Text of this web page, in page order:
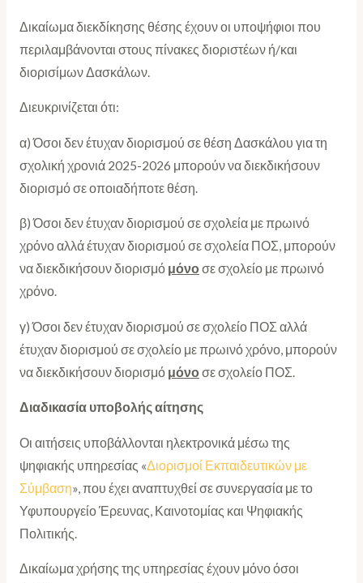
Δικαίωμα διεκδίκησης θέσης έχουν οι υποψήφιοι που
περιλαμβάνονται στους πίνακες διοριστέων ή/και
διορισίμων Δασκάλων.
Διευκρινίζεται ότι:
α) Όσοι δεν έτυχαν διορισμού σε θέση Δασκάλου για τη
σχολική χρονιά 2025-2026 μπορούν να διεκδικήσουν
διορισμό σε οποιαδήποτε θέση.
β) Όσοι δεν έτυχαν διορισμού σε σχολεία με πρωινό
χρόνο αλλά έτυχαν διορισμού σε σχολεία ΠΟΣ, μπορούν
να διεκδικήσουν διορισμό μόνο σε σχολείο με πρωινό
χρόνο.
γ) Όσοι δεν έτυχαν διορισμού σε σχολείο ΠΟΣ αλλά
έτυχαν διορισμού σε σχολείο με πρωινό χρόνο, μπορούν
να διεκδικήσουν διορισμό μόνο σε σχολείο ΠΟΣ.
Διαδικασία υποβολής αίτησης
Οι αιτήσεις υποβάλλονται ηλεκτρονικά μέσω της
ψηφιακής υπηρεσίας «Διορισμοί Εκπαιδευτικών με
Σύμβαση», που έχει αναπτυχθεί σε συνεργασία με το
Υφυπουργείο Έρευνας, Καινοτομίας και Ψηφιακής
Πολιτικής.
Δικαίωμα χρήσης της υπηρεσίας έχουν μόνο όσοι